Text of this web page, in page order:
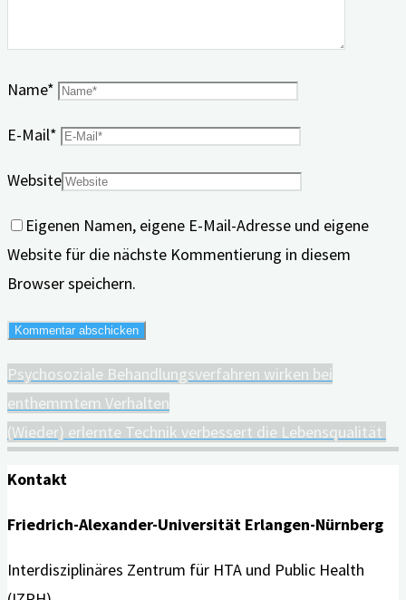
Name*
E-Mail*
Website
Eigenen Namen, eigene E-Mail-Adresse und eigene
Website für die nächste Kommentierung in diesem
Browser speichern.
Psychosoziale Behandlungsverfahren wirken bei
enthemmtem Verhalten
(Wieder) erlernte Technik verbessert die Lebensqualität
Kontakt
Friedrich-Alexander-Universität Erlangen-Nürnberg
Interdisziplinäres Zentrum für HTA und Public Health